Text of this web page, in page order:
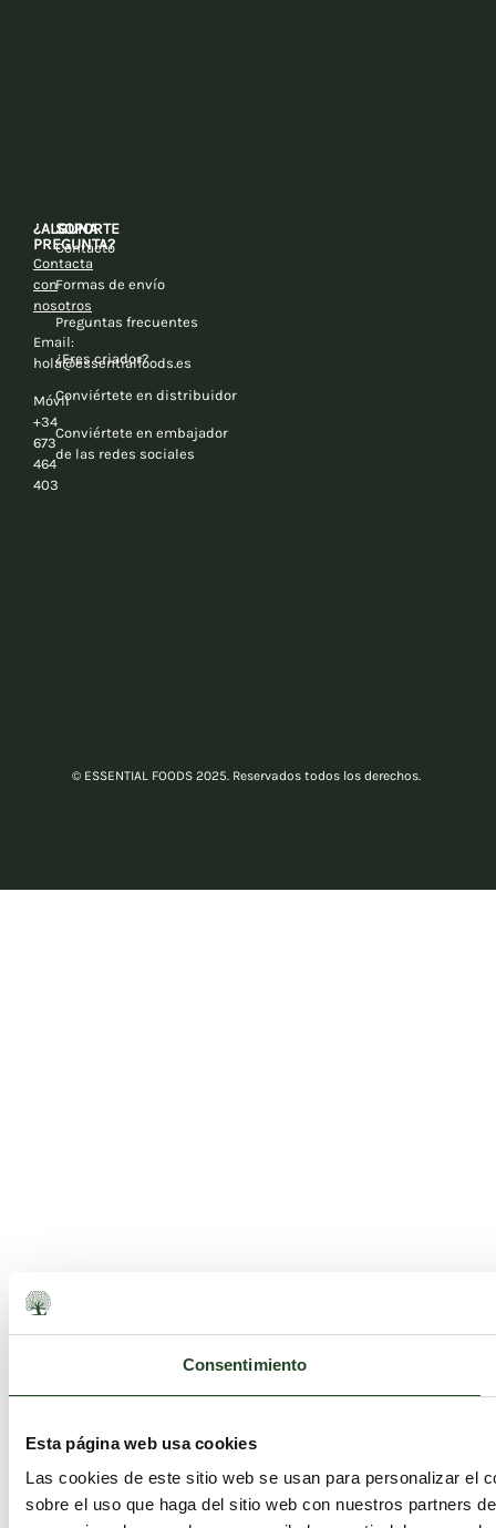
Consentimiento
Esta página web usa cookies
Las cookies de este sitio web se usan para personalizar el
sobre el uso que haga del sitio web con nuestros partners
¿ALGUNA
PREGUNTA?
Contacta
con
nosotros
Email:
hola@essentialfoods.es
Móvil
+34
673
464
403
SOPORTE
Contacto
Formas de envío
Preguntas frecuentes
¿Eres criador?
Conviértete en distribuidor
Conviértete en embajador
de las redes sociales
© ESSENTIAL FOODS 2025. Reservados todos los derechos.